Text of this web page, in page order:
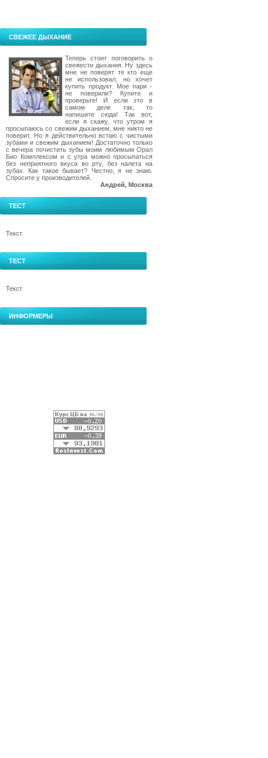
СВЕЖЕЕ ДЫХАНИЕ
Теперь стоит поговорить о
свежести дыхания. Ну здесь
мне не поверят те кто еще
не использовал, но хочет
купить продукт. Мое пари -
не поверили? Купите и
проверьте! И если это в
самом деле так, то
напишите сюда! Так вот,
если я скажу, что утром я
просыпаюсь со свежим дыханием, мне никто не
поверит. Но я действительно встаю с чистыми
зубами и свежим дыханием! Достаточно только
с вечера почистить зубы моим любимым Орал
Био Комплексом и с утра можно просыпаться
без неприятного вкуса во рту, без налета на
зубах. Как такое бывает? Честно, я не знаю.
Спросите у производителей.
Андрей, Москва
ТЕСТ
Текст
ТЕСТ
Текст
ИНФОРМЕРЫ